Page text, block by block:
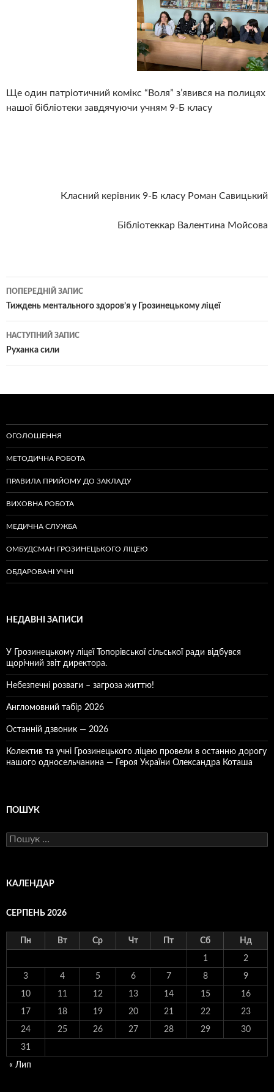
Ще один патріотичний комікс “Воля” з’явився на полицях
нашої бібліотеки завдячуючи учням 9-Б класу
Класний керівник 9-Б класу Роман Савицький
Бібліотеккар Валентина Мойсова
Навігація
по
записам
ПОПЕРЕДНІЙ ЗАПИС
Тиждень ментального здоров’я у Грозинецькому ліцеї
НАСТУПНИЙ ЗАПИС
Руханка сили
ОГОЛОШЕННЯ
МЕТОДИЧНА РОБОТА
ПРАВИЛА ПРИЙОМУ ДО ЗАКЛАДУ
ВИХОВНА РОБОТА
МЕДИЧНА СЛУЖБА
ОМБУДСМАН ГРОЗИНЕЦЬКОГО ЛІЦЕЮ
ОБДАРОВАНІ УЧНІ
НЕДАВНІ ЗАПИСИ
У Грозинецькому ліцеї Топорівської сільської ради відбувся
щорічний звіт директора.
Небезпечні розваги – загроза життю!
Англомовний табір 2026
Останній дзвоник — 2026
Колектив та учні Грозинецького ліцею провели в останню дорогу
нашого односельчанина — Героя України Олександра Коташа
ПОШУК
Пошук:
КАЛЕНДАР
СЕРПЕНЬ 2026
Пн Вт Ср Чт Пт Сб Нд
1 2
3 4 5 6 7 8 9
10 11 12 13 14 15 16
17 18 19 20 21 22 23
24 25 26 27 28 29 30
31
« Лип